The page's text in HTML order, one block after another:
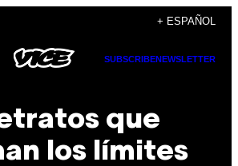
+ ESPAÑOL
SUBSCRIBENEWSLETTER
que
los límites